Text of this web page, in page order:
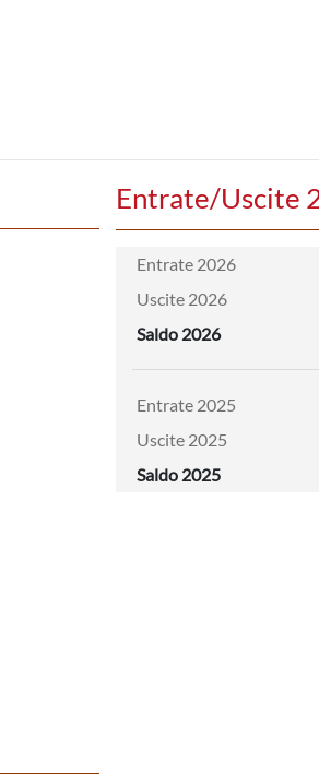
Entrate/Uscite
Entrate 2026
Uscite 2026
Saldo 2026
Entrate 2025
Uscite 2025
Saldo 2025